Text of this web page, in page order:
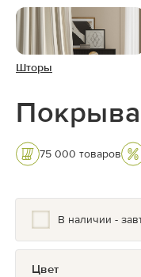
Шторы
75 000 товаров
В наличии -
Цвет